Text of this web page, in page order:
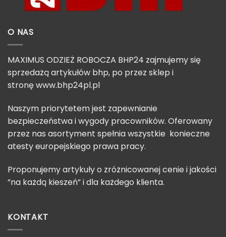
O NAS
MAXIMUS ODZIEŻ ROBOCZA BHP24 zajmujemy się
sprzedażą artykułów bhp, po przez sklep i
stronę www.bhp24pl.pl
Naszym priorytetem jest zapewnianie
bezpieczeństwa i wygody pracowników. Oferowany
przez nas asortyment spełnia wszystkie konieczne
atesty europejskiego prawa pracy.
Proponujemy artykuły o zróżnicowanej cenie i jakości
”na każdą kieszeń” i dla każdego klienta.
KONTAKT